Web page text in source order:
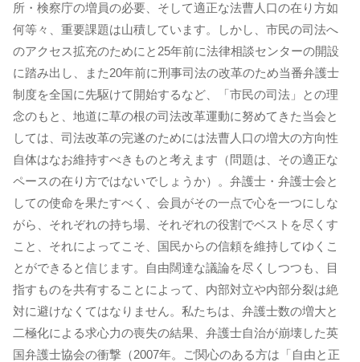
所・検察庁の増員の必要、そして適正な法曹人口の在り方如
何等々、重要課題は山積しています。しかし、市民の司法へ
のアクセス拡充のためにと25年前に法律相談センターの開設
に踏み出し、また20年前に刑事司法の改革のため当番弁護士
制度を全国に先駆けて開始するなど、「市民の司法」との理
念のもと、地道に草の根の司法改革運動に努めてきた当会と
しては、司法改革の完遂のためには法曹人口の増大の方向性
自体はなお維持すべきものと考えます（問題は、その適正な
ペースの在り方ではないでしょうか）。弁護士・弁護士会と
しての使命を果たすべく、会員がその一点で心を一つにしな
がら、それぞれの持ち場、それぞれの役割でベストを尽くす
こと、それによってこそ、国民からの信頼を維持してゆくこ
とができると信じます。自由闊達な議論を尽くしつつも、目
指すものを共有することによって、内部対立や内部分裂は絶
対に避けなくてはなりません。私たちは、弁護士数の増大と
二極化による求心力の喪失の結果、弁護士自治が崩壊した英
国弁護士協会の衝撃（2007年。ご関心のある方は「自由と正